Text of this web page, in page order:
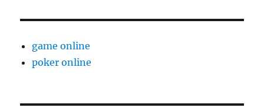
game online
poker online